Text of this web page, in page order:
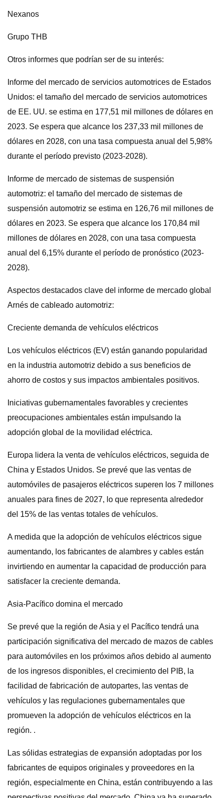
Nexanos
Grupo THB
Otros informes que podrían ser de su interés:
Informe del mercado de servicios automotrices de Estados
Unidos: el tamaño del mercado de servicios automotrices
de EE. UU. se estima en 177,51 mil millones de dólares en
2023. Se espera que alcance los 237,33 mil millones de
dólares en 2028, con una tasa compuesta anual del 5,98%
durante el período previsto (2023-2028).
Informe de mercado de sistemas de suspensión
automotriz: el tamaño del mercado de sistemas de
suspensión automotriz se estima en 126,76 mil millones de
dólares en 2023. Se espera que alcance los 170,84 mil
millones de dólares en 2028, con una tasa compuesta
anual del 6,15% durante el período de pronóstico (2023-
2028).
Aspectos destacados clave del informe de mercado global
Arnés de cableado automotriz:
Creciente demanda de vehículos eléctricos
Los vehículos eléctricos (EV) están ganando popularidad
en la industria automotriz debido a sus beneficios de
ahorro de costos y sus impactos ambientales positivos.
Iniciativas gubernamentales favorables y crecientes
preocupaciones ambientales están impulsando la
adopción global de la movilidad eléctrica.
Europa lidera la venta de vehículos eléctricos, seguida de
China y Estados Unidos. Se prevé que las ventas de
automóviles de pasajeros eléctricos superen los 7 millones
anuales para fines de 2027, lo que representa alrededor
del 15% de las ventas totales de vehículos.
A medida que la adopción de vehículos eléctricos sigue
aumentando, los fabricantes de alambres y cables están
invirtiendo en aumentar la capacidad de producción para
satisfacer la creciente demanda.
Asia-Pacífico domina el mercado
Se prevé que la región de Asia y el Pacífico tendrá una
participación significativa del mercado de mazos de cables
para automóviles en los próximos años debido al aumento
de los ingresos disponibles, el crecimiento del PIB, la
facilidad de fabricación de autopartes, las ventas de
vehículos y las regulaciones gubernamentales que
promueven la adopción de vehículos eléctricos en la
región. .
Las sólidas estrategias de expansión adoptadas por los
fabricantes de equipos originales y proveedores en la
región, especialmente en China, están contribuyendo a las